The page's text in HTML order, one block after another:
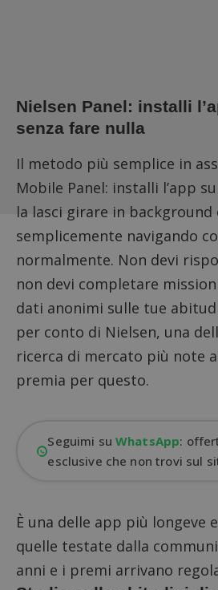
Nielsen Panel: installi
senza fare nulla
Il metodo più semplice in
Mobile Panel: installi l’app
la lasci girare in
semplicemente navigando
normalmente. Non devi
non devi completare
dati anonimi sulle tue
per conto di Nielsen, una
ricerca di mercato più note
premia per questo.
Seguimi suWhatsApp:
esclusive che non trovi sul
È una delle app più longeve
quelle testate dalla
anni e i premi arrivano